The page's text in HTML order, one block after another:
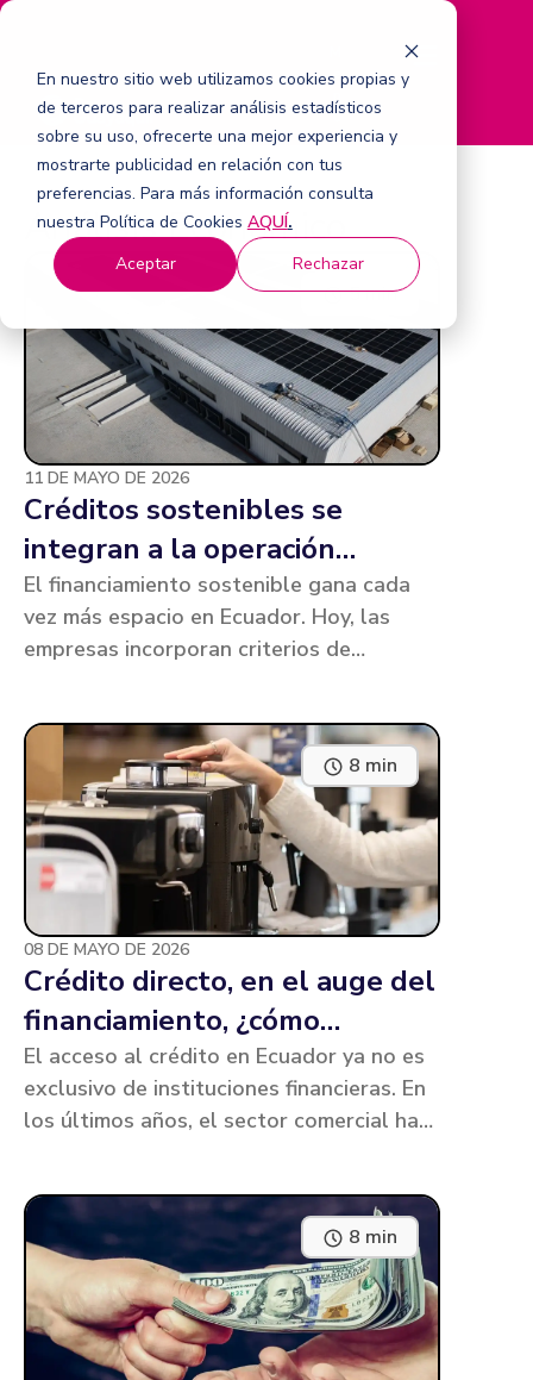
En nuestro sitio web utilizamos cookies propias y
de terceros para realizar análisis estadísticos
sobre su uso, ofrecerte una mejor experiencia y
mostrarte publicidad en relación con tus
preferencias. Para más información consulta
nuestra Política de Cookies AQUÍ.
Aceptar
Rechazar
e
ú
Análisis Económico
5 min
11 DE MAYO DE 2026
Créditos sostenibles se
integran a la operación
empresarial
El financiamiento sostenible gana cada
vez más espacio en Ecuador. Hoy, las
empresas incorporan criterios de
generan impacto ambiental, sino también
eficiencia y competitividad.
8 min
08 DE MAYO DE 2026
Crédito directo, en el auge del
financiamiento, ¿cómo
beneficia al cliente?
El acceso al crédito en Ecuador ya no es
exclusivo de instituciones financieras. En
los últimos años, el sector comercial ha
ecuatorianos.
8 min